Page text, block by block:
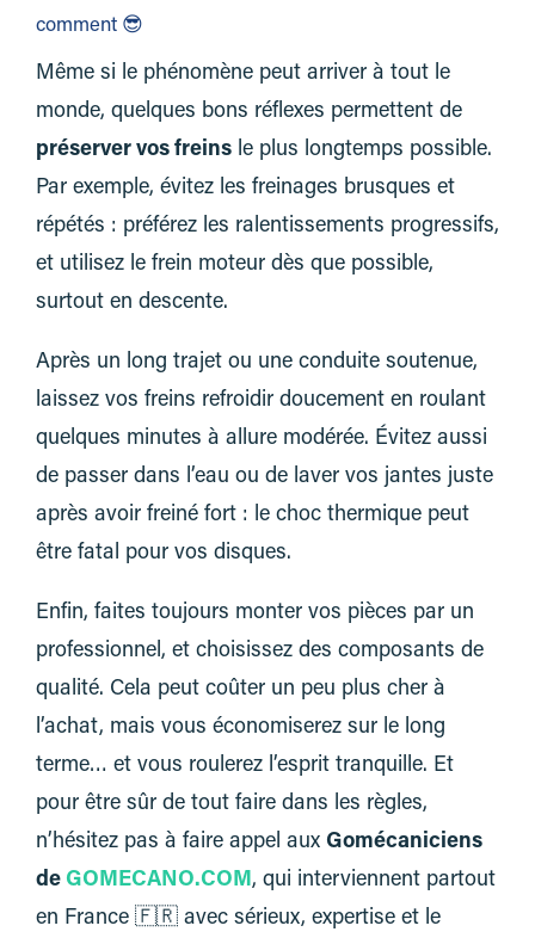
comment 😎
Même si le phénomène peut arriver à tout le
monde, quelques bons réflexes permettent de
préserver vos freins le plus longtemps possible.
Par exemple, évitez les freinages brusques et
répétés : préférez les ralentissements progressifs,
et utilisez le frein moteur dès que possible,
surtout en descente.
Après un long trajet ou une conduite soutenue,
laissez vos freins refroidir doucement en roulant
quelques minutes à allure modérée. Évitez aussi
de passer dans l’eau ou de laver vos jantes juste
après avoir freiné fort : le choc thermique peut
être fatal pour vos disques.
Enfin, faites toujours monter vos pièces par un
professionnel, et choisissez des composants de
qualité. Cela peut coûter un peu plus cher à
l’achat, mais vous économiserez sur le long
terme… et vous roulerez l’esprit tranquille. Et
pour être sûr de tout faire dans les règles,
n’hésitez pas à faire appel aux Gomécaniciens
de GOMECANO.COM, qui interviennent partout
en France 🇫🇷 avec sérieux, expertise et le